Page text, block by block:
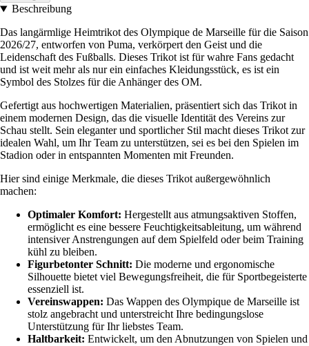
Beschreibung
Das langärmlige Heimtrikot des Olympique de Marseille für die Saison
2026/27, entworfen von Puma, verkörpert den Geist und die
Leidenschaft des Fußballs. Dieses Trikot ist für wahre Fans gedacht
und ist weit mehr als nur ein einfaches Kleidungsstück, es ist ein
Symbol des Stolzes für die Anhänger des OM.
Gefertigt aus hochwertigen Materialien, präsentiert sich das Trikot in
einem modernen Design, das die visuelle Identität des Vereins zur
Schau stellt. Sein eleganter und sportlicher Stil macht dieses Trikot zur
idealen Wahl, um Ihr Team zu unterstützen, sei es bei den Spielen im
Stadion oder in entspannten Momenten mit Freunden.
Hier sind einige Merkmale, die dieses Trikot außergewöhnlich
machen:
Optimaler Komfort: Hergestellt aus atmungsaktiven Stoffen,
ermöglicht es eine bessere Feuchtigkeitsableitung, um während
intensiver Anstrengungen auf dem Spielfeld oder beim Training
kühl zu bleiben.
Figurbetonter Schnitt: Die moderne und ergonomische
Silhouette bietet viel Bewegungsfreiheit, die für Sportbegeisterte
essenziell ist.
Vereinswappen: Das Wappen des Olympique de Marseille ist
stolz angebracht und unterstreicht Ihre bedingungslose
Unterstützung für Ihr liebstes Team.
Haltbarkeit: Entwickelt, um den Abnutzungen von Spielen und